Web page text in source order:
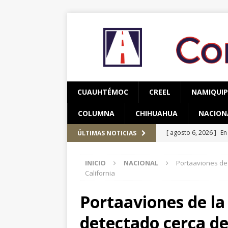
CUAUHTÉMOC CREEL
COLUMNA CHIHUAHUA
ÚLTIMAS NOTICIAS [ agosto 6, 2026 ]
[ agosto 5, 2026 ]
[ agosto 7, 2026 ]
años de edad
INICIO NACIONAL
Portaaviones
California
Portaaviones de
detectado cerca